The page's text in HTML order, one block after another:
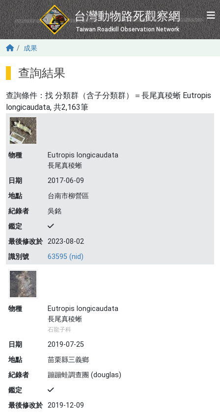
移至主內容
台灣動物路死觀察網
Taiwan Roadkill Observation Network
成果
查詢結果
查詢條件：找 分類群（含子分類群）＝長尾真稜蜥 Eutropis
longicaudata, 共2,163筆
物種
Eutropis longicaudata
長尾真稜蜥
日期
2017-06-09
地點
台南市柳營區
紀錄者
吳銘
鑑定
最後修改於 2023-08-02
識別號
63595 (nid)
物種
Eutropis longicaudata
長尾真稜蜥
石龍子科
日期
2019-07-25
地點
苗栗縣三義鄉
紀錄者
蹦蹦蛙調查團 (douglas)
鑑定
最後修改於 2019-12-09